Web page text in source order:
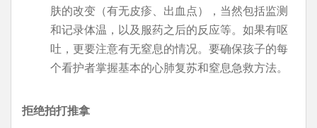
肤的改变（有无皮疹、出血点），当然包括监测
和记录体温，以及服药之后的反应等。如果有呕
吐，更要注意有无窒息的情况。要确保孩子的每
个看护者掌握基本的心肺复苏和窒息急救方法。
拒绝拍打推拿